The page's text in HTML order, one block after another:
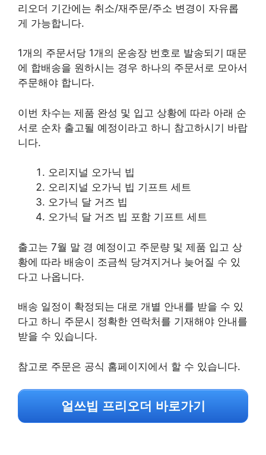
리오더 기간에는 취소/재주문/주소 변경이 자유롭
게 가능합니다.
1개의 주문서당 1개의 운송장 번호로 발송되기 때문
에 합배송을 원하시는 경우 하나의 주문서로 모아서
주문해야 합니다.
이번 차수는 제품 완성 및 입고 상황에 따라 아래 순
서로 순차 출고될 예정이라고 하니 참고하시기 바랍
니다.
오리지널 오가닉 빕
오리지널 오가닉 빕 기프트 세트
오가닉 달 거즈 빕
오가닉 달 거즈 빕 포함 기프트 세트
출고는 7월 말 경 예정이고 주문량 및 제품 입고 상
황에 따라 배송이 조금씩 당겨지거나 늦어질 수 있
다고 나옵니다.
배송 일정이 확정되는 대로 개별 안내를 받을 수 있
다고 하니 주문시 정확한 연락처를 기재해야 안내를
받을 수 있습니다.
참고로 주문은 공식 홈페이지에서 할 수 있습니다.
얼쓰빕 프리오더 바로가기